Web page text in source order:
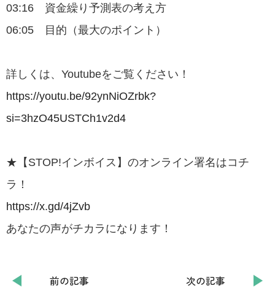
03:16 資金繰り予測表の考え方
06:05 目的（最大のポイント）
詳しくは、Youtubeをご覧ください！
https://youtu.be/92ynNiOZrbk?
si=3hzO45USTCh1v2d4
★【STOP!インボイス】のオンライン署名はコチ
ラ！
https://x.gd/4jZvb
あなたの声がチカラになります！
前の記事 次の記事